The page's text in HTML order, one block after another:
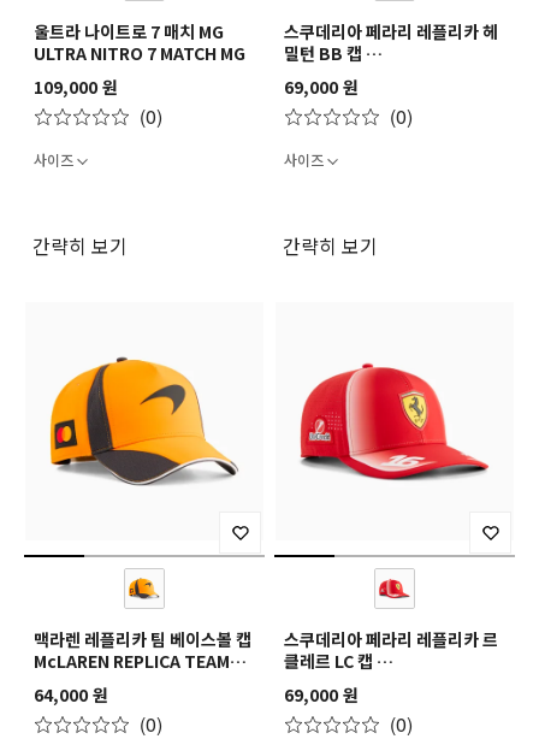
울트라 나이트로 7 매치 MG
ULTRA NITRO 7 MATCH MG
109,000 원
(0)
사이즈
간략히 보기
스쿠데리아 페라리 레플리카 헤
밀턴 BB 캡
SF REPLICA HAMILTON BB
Cap
69,000 원
(0)
사이즈
간략히 보기
맥라렌 레플리카 팀 베이스볼 캡
McLAREN REPLICA TEAM
64,000 원
(0)
스쿠데리아 페라리 레플리카 르
클레르 LC 캡
SF REPLICA LECLERC LC
Cap
69,000 원
(0)